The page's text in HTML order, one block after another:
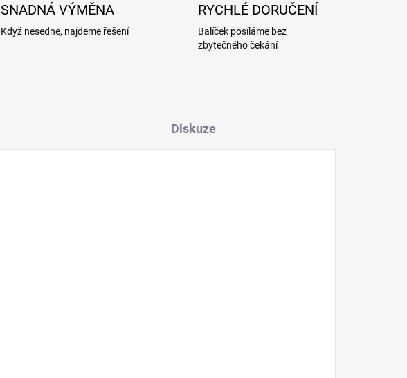
SNADNÁ VÝMĚNA
Když nesedne, najdeme řešení
RYCHLÉ DORUČENÍ
Balíček posíláme bez
zbytečného čekání
Diskuze